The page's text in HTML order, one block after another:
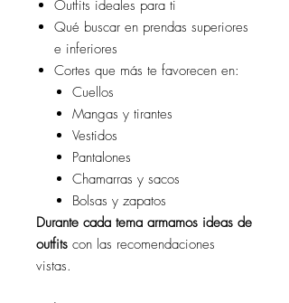
Outfits ideales para ti
Qué buscar en prendas superiores
e inferiores
Cortes que más te favorecen en:
Cuellos
Mangas y tirantes
Vestidos
Pantalones
Chamarras y sacos
Bolsas y zapatos
Durante cada tema armamos ideas de
outfits con las recomendaciones
vistas.